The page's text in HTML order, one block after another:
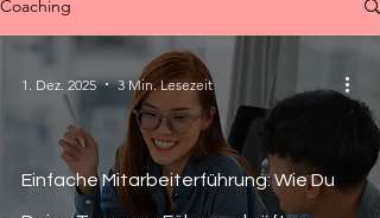
Coaching
Einfache Mitarbeiterführung: Wie Du
1. Dez. 2025 3 Min. Lesezeit